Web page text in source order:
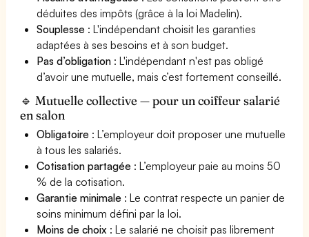
déduites des impôts (grâce à la loi Madelin).
Souplesse : L'indépendant choisit les garanties
adaptées à ses besoins et à son budget.
Pas d’obligation : L'indépendant n'est pas obligé
d’avoir une mutuelle, mais c’est fortement conseillé.
🔹 Mutuelle collective — pour un coiffeur salarié
en salon
Obligatoire : L’employeur doit proposer une mutuelle
à tous les salariés.
Cotisation partagée : L’employeur paie au moins 50
% de la cotisation.
Garantie minimale : Le contrat respecte un panier de
soins minimum défini par la loi.
Moins de choix : Le salarié ne choisit pas librement